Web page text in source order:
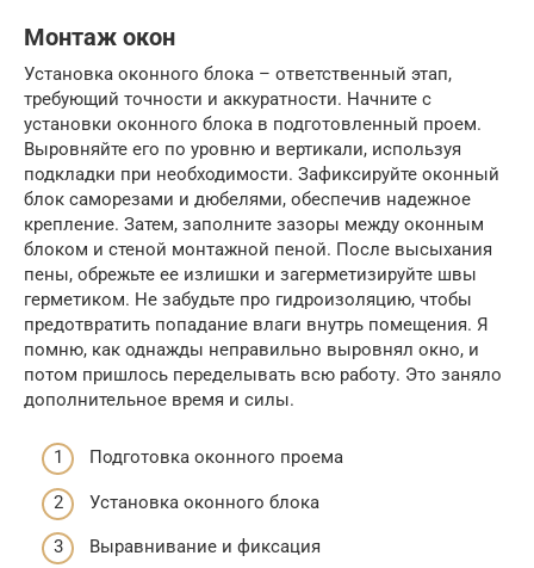
Монтаж окон
Установка оконного блока – ответственный этап,
требующий точности и аккуратности. Начните с
установки оконного блока в подготовленный проем.
Выровняйте его по уровню и вертикали, используя
подкладки при необходимости. Зафиксируйте оконный
блок саморезами и дюбелями, обеспечив надежное
крепление. Затем, заполните зазоры между оконным
блоком и стеной монтажной пеной. После высыхания
пены, обрежьте ее излишки и загерметизируйте швы
герметиком. Не забудьте про гидроизоляцию, чтобы
предотвратить попадание влаги внутрь помещения. Я
помню, как однажды неправильно выровнял окно, и
потом пришлось переделывать всю работу. Это заняло
дополнительное время и силы.
Подготовка оконного проема
Установка оконного блока
Выравнивание и фиксация